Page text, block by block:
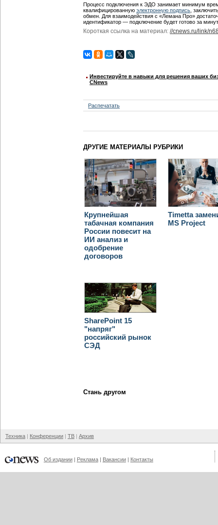
Процесс подключения к ЭДО занимает минимум
квалифицированную электронную подпись ,
обмен. Для взаимодействия с «Лемана Про»
идентификатор — подключение будет готово за
Короткая ссылка на материал: //cnews.ru/link/
Инвестируйте в навыки для решения ваших
CNews
Распечатать
ДРУГИЕ МАТЕРИАЛЫ РУБРИКИ
Крупнейшая
табачная компания
России повесит на
ИИ анализ и
одобрение
договоров
Timetta
MS Project
SharePoint 15
"напряг"
российский рынок
СЭД
Стань другом
Техника Конференции ТВ Архив
Об издании Реклама Вакансии Контакты